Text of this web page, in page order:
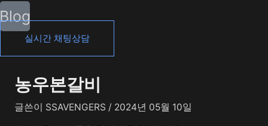
Blog
실시간 채팅상담
농우본갈비
글쓴이 SSAVENGERS / 2024년 05월 10일